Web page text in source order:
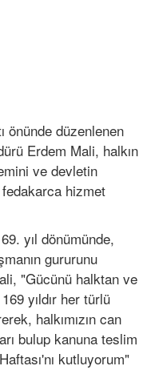
önünde düzenlenen
Erdem Mali, halkın
ve devletin
hizmet
yıl dönümünde,
gururunu
"Gücünü halktan ve
yıldır her türlü
halkımızın can
bulup kanuna teslim
kutluyorum"